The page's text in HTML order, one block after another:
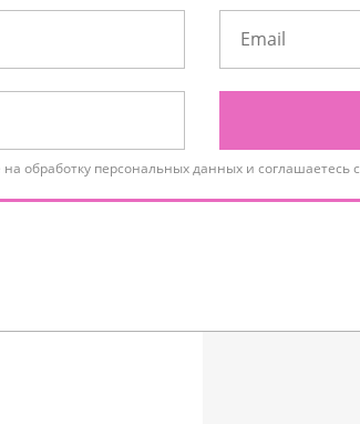
обработку персональных данных и соглашаетесь с